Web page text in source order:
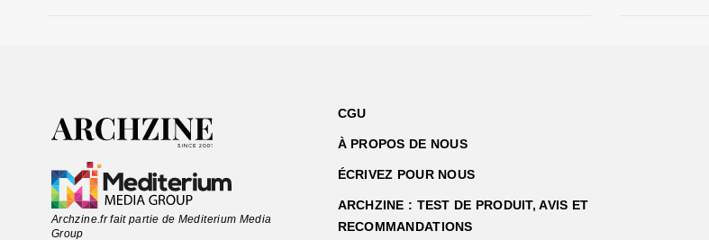
Archzine.fr fait partie de Mediterium Media
Group
CGU
À PROPOS DE NOUS
ÉCRIVEZ POUR NOUS
ARCHZINE : TEST DE PRODUIT, AVIS ET
RECOMMANDATIONS